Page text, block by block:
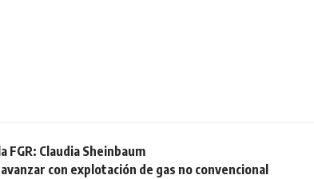
Claudia Sheinbaum
con explotación de gas no convencional